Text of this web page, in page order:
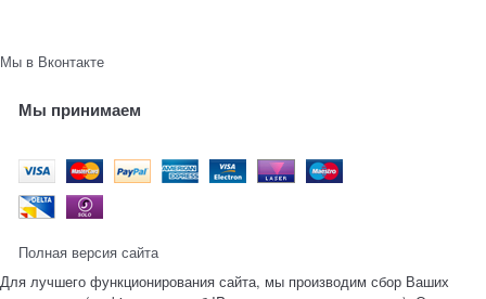
Мы в Вконтакте
Мы принимаем
Полная версия сайта
Для лучшего функционирования сайта, мы производим сбор Ваших